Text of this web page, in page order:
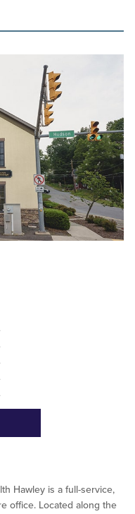
Hawley is a full-service,
office. Located along the